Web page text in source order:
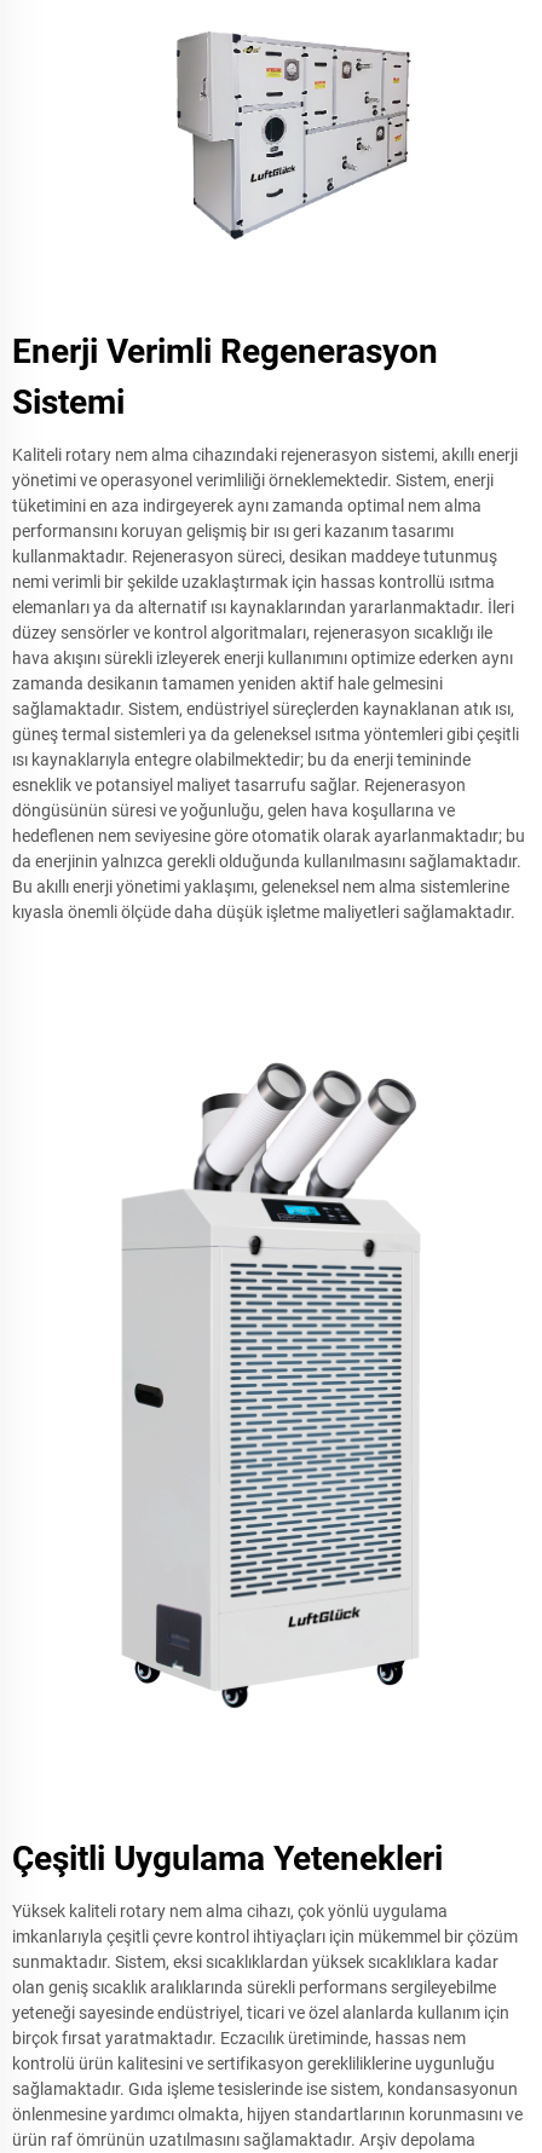
Enerji Verimli Regenerasyon
Sistemi
Kaliteli rotary nem alma cihazındaki rejenerasyon sistemi, akıllı enerji
yönetimi ve operasyonel verimliliği örneklemektedir. Sistem, enerji
tüketimini en aza indirgeyerek aynı zamanda optimal nem alma
performansını koruyan gelişmiş bir ısı geri kazanım tasarımı
kullanmaktadır. Rejenerasyon süreci, desikan maddeye tutunmuş
nemi verimli bir şekilde uzaklaştırmak için hassas kontrollü ısıtma
elemanları ya da alternatif ısı kaynaklarından yararlanmaktadır. İleri
düzey sensörler ve kontrol algoritmaları, rejenerasyon sıcaklığı ile
hava akışını sürekli izleyerek enerji kullanımını optimize ederken aynı
zamanda desikanın tamamen yeniden aktif hale gelmesini
sağlamaktadır. Sistem, endüstriyel süreçlerden kaynaklanan atık ısı,
güneş termal sistemleri ya da geleneksel ısıtma yöntemleri gibi çeşitli
ısı kaynaklarıyla entegre olabilmektedir; bu da enerji temininde
esneklik ve potansiyel maliyet tasarrufu sağlar. Rejenerasyon
döngüsünün süresi ve yoğunluğu, gelen hava koşullarına ve
hedeflenen nem seviyesine göre otomatik olarak ayarlanmaktadır; bu
da enerjinin yalnızca gerekli olduğunda kullanılmasını sağlamaktadır.
Bu akıllı enerji yönetimi yaklaşımı, geleneksel nem alma sistemlerine
kıyasla önemli ölçüde daha düşük işletme maliyetleri sağlamaktadır.
Çeşitli Uygulama Yetenekleri
Yüksek kaliteli rotary nem alma cihazı, çok yönlü uygulama
imkanlarıyla çeşitli çevre kontrol ihtiyaçları için mükemmel bir çözüm
sunmaktadır. Sistem, eksi sıcaklıklardan yüksek sıcaklıklara kadar
olan geniş sıcaklık aralıklarında sürekli performans sergileyebilme
yeteneği sayesinde endüstriyel, ticari ve özel alanlarda kullanım için
birçok fırsat yaratmaktadır. Eczacılık üretiminde, hassas nem
kontrolü ürün kalitesini ve sertifikasyon gerekliliklerine uygunluğu
sağlamaktadır. Gıda işleme tesislerinde ise sistem, kondansasyonun
önlenmesine yardımcı olmakta, hijyen standartlarının korunmasını ve
ürün raf ömrünün uzatılmasını sağlamaktadır. Arşiv depolama